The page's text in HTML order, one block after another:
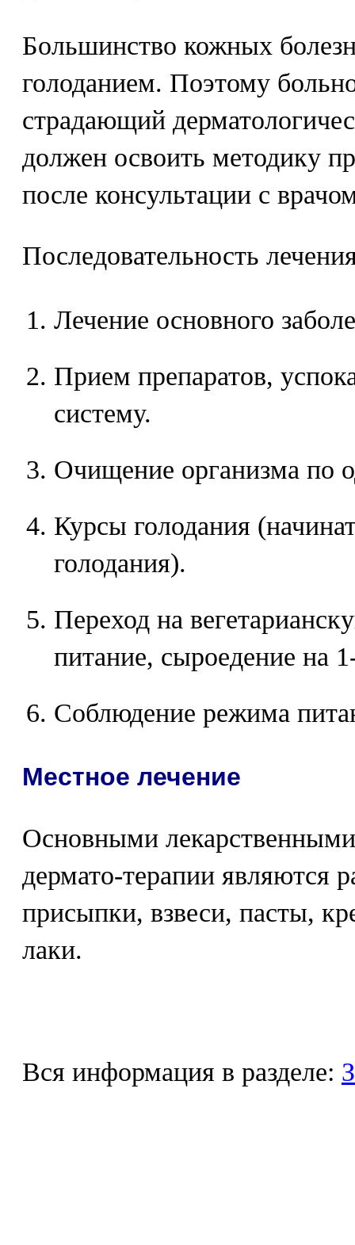
Большинство кожных
голоданием. Поэтому
страдающий
должен освоить методику
после консультации с
Последовательность
Лечение основного
Прием препаратов,
систему.
Очищение организма по
Курсы голодания
голодания).
Переход на
питание, сыроедение на
Соблюдение режима
Местное лечение
Основными
дермато-терапии являются
присыпки, взвеси, пасты,
лаки.
Вся информация в разделе: